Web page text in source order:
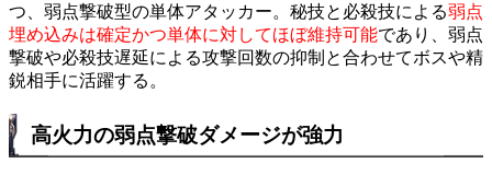
つ、弱点撃破型の単体アタッカー。秘技と必殺技による弱点
埋め込みは確定かつ単体に対してほぼ維持可能であり、弱点
撃破や必殺技遅延による攻撃回数の抑制と合わせてボスや精
鋭相手に活躍する。
高火力の弱点撃破ダメージが強力